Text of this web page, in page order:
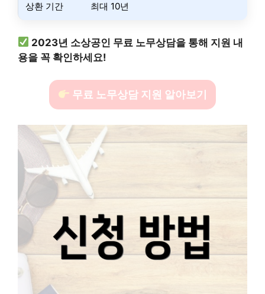
상환 기간 최대 10년
2023년 소상공인 무료 노무상담을 통해 지원 내
용을 꼭 확인하세요!
무료 노무상담 지원 알아보기